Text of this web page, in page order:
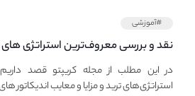
#آموزشی
نقد و بررسی معروف‌ترین استراتژی
استراتژی های مهم ترید در بازار کریپتو
در این مطلب از مجله کریپتو قصد
استراتژی‌های ترید و مزایا و معایب اندیکاتور